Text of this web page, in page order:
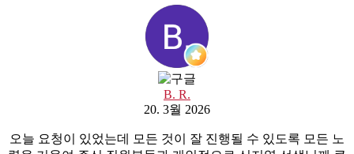
B. R.
20. 3월 2026
오늘 요청이 있었는데 모든 것이 잘 진행될 수 있도록 모든 노